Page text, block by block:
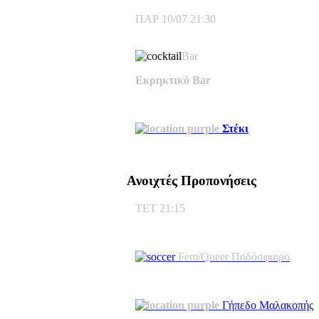
ΠΑΡ 10/07 21:30
Bar
Εκρηκτικό Bar
Στέκι
Ανοιχτές Προπονήσεις
ΤΕΤ 21:15
Fem/Queer Ποδόσφαιρο
Γήπεδο Μαλακοπής